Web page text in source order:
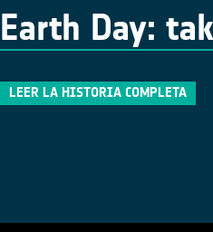
Earth Day:
LEER LA HISTORIA COMPLETA